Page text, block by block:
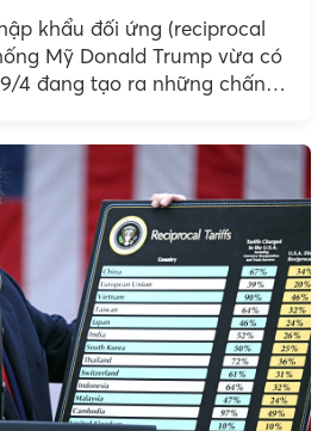
khẩu đối ứng (reciprocal
Mỹ Donald Trump vừa có
4 đang tạo ra những chấn